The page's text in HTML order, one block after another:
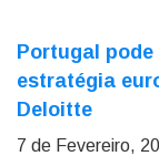
Portugal
estratégia
Deloitte
7 de Fevereiro,